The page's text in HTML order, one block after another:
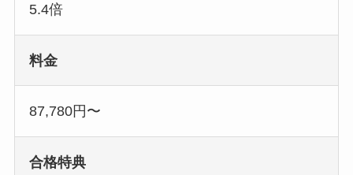
5.4倍
料金
87,780円〜
合格特典